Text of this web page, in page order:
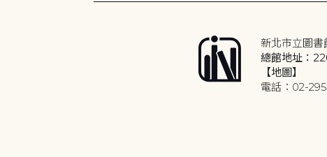
新北市立圖書
總館地址：
【地圖】
電話：02-